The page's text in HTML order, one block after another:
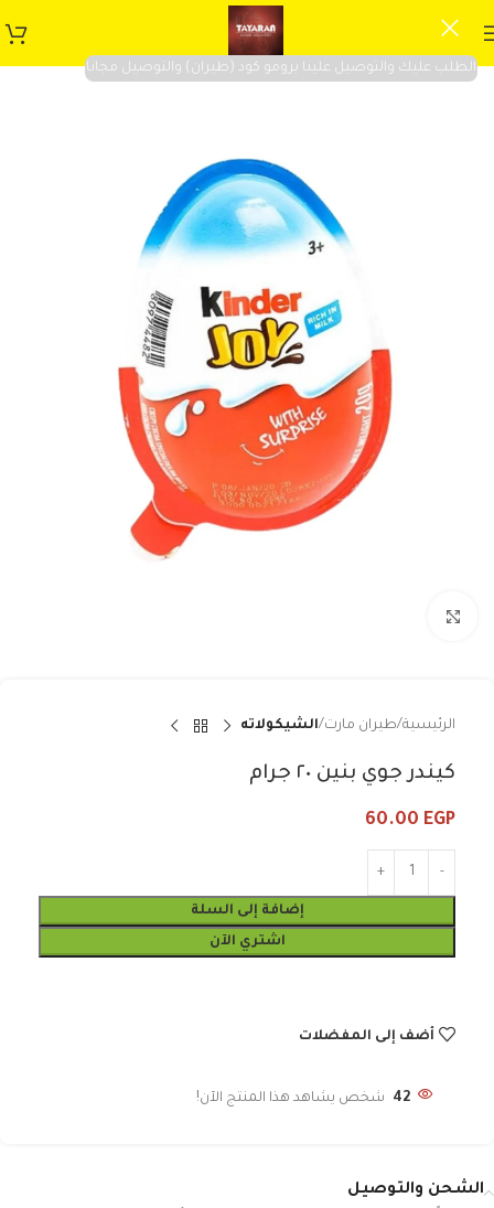
الطلب عليك والتوصيل علينا برومو كود (طيران) والتوصيل مجانا
الرئيسية طيران مارت الشيكولاته
كيندر جوي بنين ٢٠ جرام
60.00 EGP
إضافة إلى السلة
اشتري الآن
أضف إلى المفضلات
42 شخص يشاهد هذا المنتج الآن!
الشحن والتوصيل